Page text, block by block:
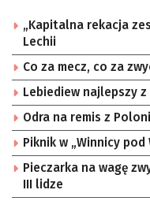
„Kapitalna rekacja
Lechii
Co za mecz, co za
Lebiediew najlepszy
Odra na remis z
Piknik w „Winnicy pod
Pieczarka na wagę
III lidze